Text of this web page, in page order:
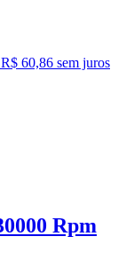
R$ 60,86 sem juros
Rpm